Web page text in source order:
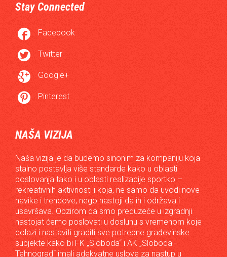
Stay Connected
 Facebook
 Twitter
 Google+
 Pinterest
NAŠA VIZIJA
Naša vizija je da budemo sinonim za kompaniju koja
stalno postavlja više standarde kako u oblasti
poslovanja tako i u oblasti realizacije sportko –
rekreativnih aktivnosti i koja, ne samo da uvodi nove
navike i trendove, nego nastoji da ih i održava i
usavršava. Obzirom da smo preduzeće u izgradnji
nastojat ćemo poslovati u dosluhu s vremenom koje
dolazi i nastaviti graditi sve potrebne građevinske
subjekte kako bi FK „Sloboda“ i AK „Sloboda -
Tehnograd“ imali adekvatne uslove za nastup u